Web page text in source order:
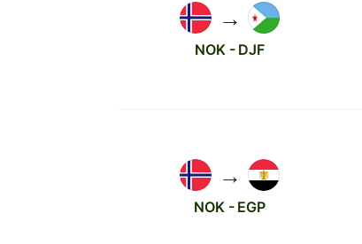
→
NOK - DJF
→
NOK - EGP